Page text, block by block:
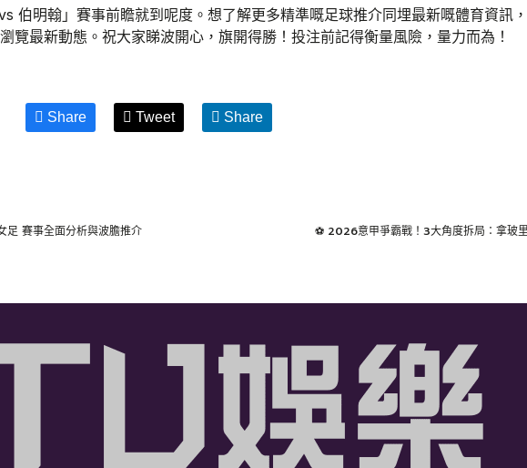
伯明翰」賽事前瞻就到呢度。想了解更多精準嘅足球推介同埋最新嘅體育資訊
瀏覽最新動態。祝大家睇波開心，旗開得勝！投注前記得衡量風險，量力而為！
Share Tweet Share
足 賽事全面分析與波膽推介 ⚽ 2026意甲爭霸戰！3大角度拆局：拿玻